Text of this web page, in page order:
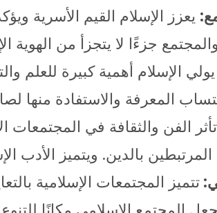
يعزز الإسلام القيم الأسرية
جزءًا لا يتجزأ من الهوية
يولي الإسلام أهمية كبيرة للعلم
المعرفة والاستفادة منها
تأثر الفن والثقافة في المجتمعات
المرتبطين بالدين. ويتميز الأدب
تتميز المجتمعات الإسلامية